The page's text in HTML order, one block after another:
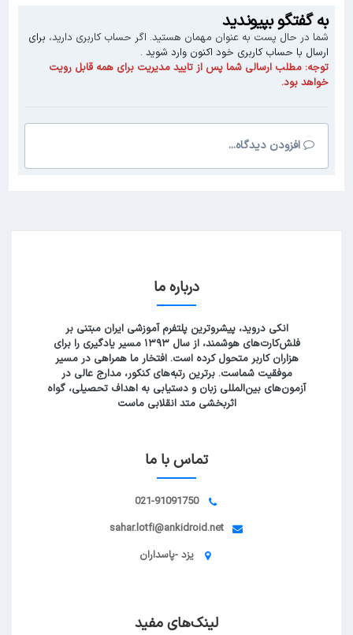
به گفتگو بپیوندید
شما در حال پست به عنوان مهمان هستید. اگر حساب کاربری دارید، برای
ارسال با حساب کاربری خود اکنون وارد شوید .
توجه: مطلب ارسالی شما پس از تایید مدیریت برای همه قابل رویت
خواهد بود.
افزودن دیدگاه...
درباره ما
انکی دروید، پیشروترین پلتفرم آموزشی ایران مبتنی بر
فلش‌کارت‌های هوشمند، از سال ۱۳۹۳ مسیر یادگیری را برای
هزاران کاربر متحول کرده است. افتخار ما همراهی در مسیر
موفقیت شماست. برترین رتبه‌های کنکور، مدارج عالی در
آزمون‌های بین‌المللی زبان و دستیابی به اهداف تحصیلی، گواه
اثربخشی متد انقلابی ماست
تماس با ما
021-91091750
sahar.lotfi@ankidroid.net
یزد -پاسداران
لینک‌های مفید